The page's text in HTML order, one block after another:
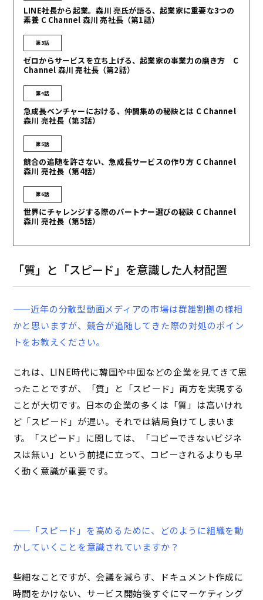
LINE社長から起業。森川 亮氏が語る、起業家に重要な3つの
素養 C Channel 森川 亮社長（第1話）
第3話
ゼロからサービスを立ち上げる、起業家の事業力の磨き方 C
Channel 森川 亮社長（第2話）
第4話
急成長ベンチャーにおける、仲間集めの秘訣とは C Channel
森川 亮社長（第3話）
第5話
競合の追随を許さない、急成長サービスの作り方 C Channel
森川 亮社長（第4話）
第6話
世界にチャレンジする際のパートナー選びの秘訣 C Channel
森川 亮社長（第5話）
「質」と「スピード」を意識した人材配置
——近年の分散型動画メディアの市場は群雄割拠の様相
かと思いますが、競合が追随してきた際の対処のポイン
トをお教えください。
これは、LINE時代に韓国や中国などの企業を見てきて思
ったことですが、「質」と「スピード」両方を実現する
ことが大切です。日本の企業の多くは「質」は高いけれ
ど「スピード」が遅い。それでは結局負けてしまいま
す。「スピード」に関しては、「コピーできないビジネ
スは無い」という前提に立って、コピーされるよりも早
く動く意識が重要です。
——「スピード」を高めるために、どのように組織を動
かしていくことを意識されていますか？
些細なことですが、会議を減らす、ドキュメント作成に
時間をかけない、サービス開始後すぐにマーケティング